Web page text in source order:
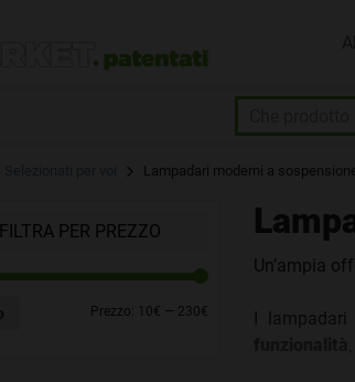
Lampadari moderni a
FILTRA PER PREZZO
Prezzo: 10€ — 230€
Un’ampia
I